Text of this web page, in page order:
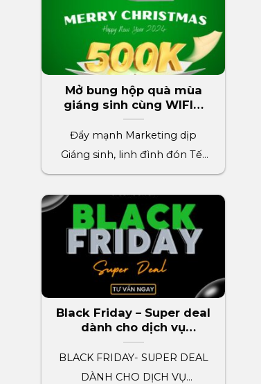
Mở bung hộp quà mùa
giáng sinh cùng WIFIM
phần quà trị giá 500k
Đẩy mạnh Marketing dịp
Giáng sinh, linh đình đón Tết
2024 cùng WIFIM. Thúc đẩy[...]
Black Friday – Super deal
dành cho dịch vụ
marketing wifim
BLACK FRIDAY- SUPER DEAL
DÀNH CHO DỊCH VỤ